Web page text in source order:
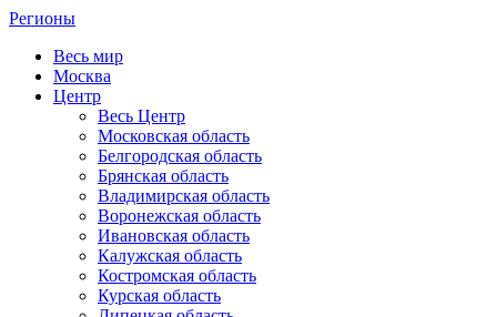
Регионы
Весь мир
Москва
Центр
Весь Центр
Московская область
Белгородская область
Брянская область
Владимирская область
Воронежская область
Ивановская область
Калужская область
Костромская область
Курская область